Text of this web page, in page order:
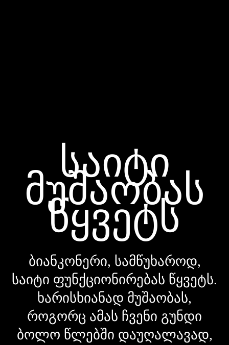
საიტი
მუშაობას
წყვეტს
ბიანკონერი, სამწუხაროდ,
საიტი ფუნქციონირებას წყვეტს.
ხარისხიანად მუშაობას,
როგორც ამას ჩვენი გუნდი
ბოლო წლებში დაუღალავად,